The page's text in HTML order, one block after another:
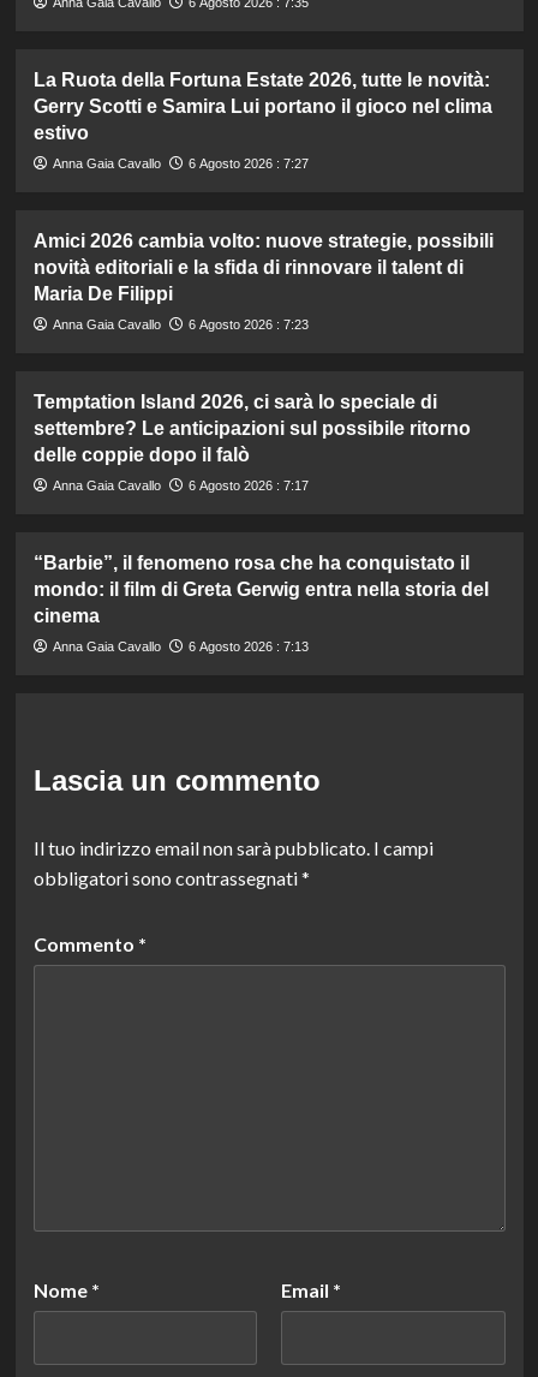
La Ruota della Fortuna Estate 2026, tutte le novità:
Gerry Scotti e Samira Lui portano il gioco nel clima
estivo
Anna Gaia Cavallo 6 Agosto 2026 : 7:27
Amici 2026 cambia volto: nuove strategie, possibili
novità editoriali e la sfida di rinnovare il talent di
Maria De Filippi
Anna Gaia Cavallo 6 Agosto 2026 : 7:23
Temptation Island 2026, ci sarà lo speciale di
settembre? Le anticipazioni sul possibile ritorno
delle coppie dopo il falò
Anna Gaia Cavallo 6 Agosto 2026 : 7:17
“Barbie”, il fenomeno rosa che ha conquistato il
mondo: il film di Greta Gerwig entra nella storia del
cinema
Anna Gaia Cavallo 6 Agosto 2026 : 7:13
Lascia un commento
Il tuo indirizzo email non sarà pubblicato. I campi
obbligatori sono contrassegnati*
Commento *
Nome * Email *